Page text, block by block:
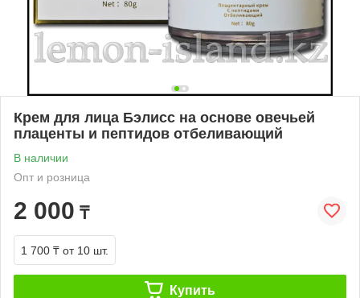
Крем для лица Бэлисс на основе овечьей
плаценты и пептидов отбеливающий
В наличии
Опт и розница
2 000 ₸
1 700 ₸ от 10 шт.
Купить